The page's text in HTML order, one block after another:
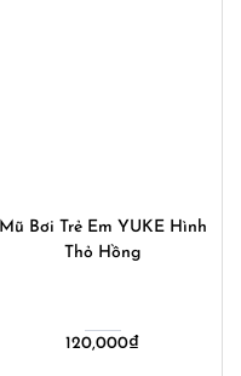
Mũ Bơi Trẻ Em YUKE Hình
Thỏ Hồng
120,000₫